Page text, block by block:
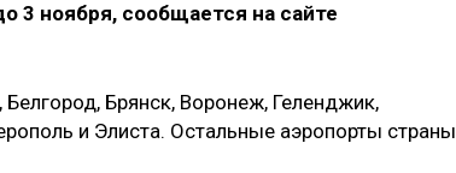
3 ноября, сообщается на сайте
Брянск, Воронеж, Геленджик,
и Элиста. Остальные аэропорты страны